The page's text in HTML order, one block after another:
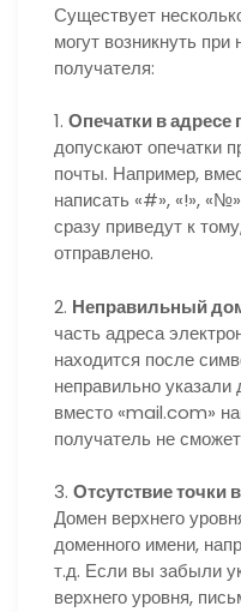
Существует
могут возникнуть
получателя:
1. Опечатки в адресе
допускают опечатки
почты. Например,
написать «#», «!»,
сразу приведут к
отправлено.
2. Неправильный
часть адреса
находится после
неправильно
вместо «mail.com»
получатель не
3. Отсутствие точки
Домен верхнего
доменного имени,
т.д. Если вы забыли
верхнего уровня,